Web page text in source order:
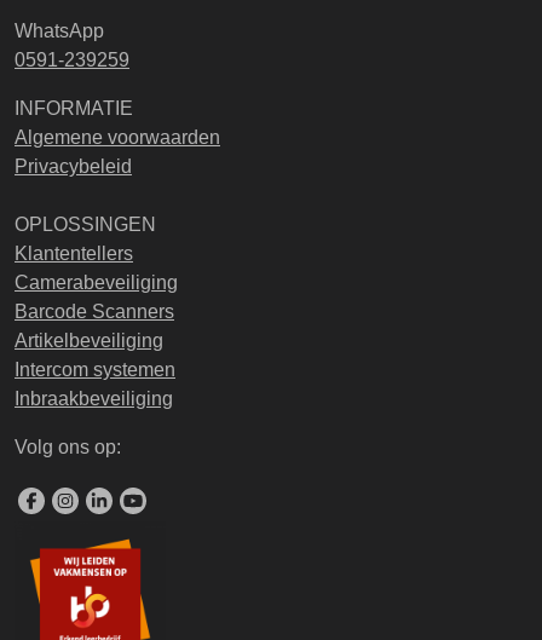
WhatsApp
0591-239259
INFORMATIE
Algemene voorwaarden
Privacybeleid
OPLOSSINGEN
Klantentellers
Camerabeveiliging
Barcode Scanners
Artikelbeveiliging
Intercom systemen
Inbraakbeveiliging
Volg ons op: